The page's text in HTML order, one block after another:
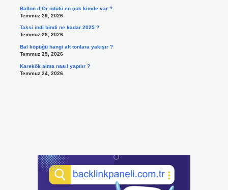
Ballon d’Or ödülü en çok kimde var ?
Temmuz 29, 2026
Taksi indi bindi ne kadar 2025 ?
Temmuz 28, 2026
Bal köpüğü hangi alt tonlara yakışır ?
Temmuz 25, 2026
Karekök alma nasıl yapılır ?
Temmuz 24, 2026